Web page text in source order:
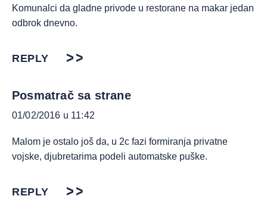
Komunalci da gladne privode u restorane na makar jedan
odbrok dnevno.
REPLY
Posmatrač sa strane
01/02/2016 u 11:42
Malom je ostalo još da, u 2c fazi formiranja privatne
vojske, djubretarima podeli automatske puške.
REPLY